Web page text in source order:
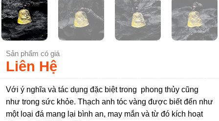
Sản phẩm có giá
Liên Hệ
Với ý nghĩa và tác dụng đặc biệt trong phong thủy cũng
như trong sức khỏe. Thạch anh tóc vàng được biết đến như
một loại đá mang lại bình an, may mắn và từ đó kích hoạt